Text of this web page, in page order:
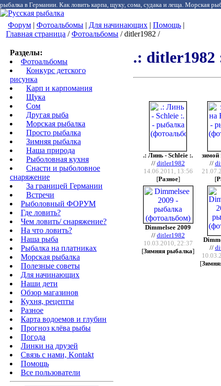
рыбалка в Германии. Как ловить карпа, щуку, сома, судака и леща. Морская
Форум | Фотоальбомы | Для начинающих | Помощь |
Главная страница /Фотоальбомы / ditler1982 /
Разделы:
Фотоальбомы
Конкурс детского
рисунка
Карп и карпомания
Щука
Сом
Другая рыба
Морская рыбалка
Просто рыбалка
Зимняя рыбалка
Наша природа
Рыболовная кухня
Снасти и рыболовное
снаряжение
За границей Германии
Встречи
Рыболовный ФОРУМ
Где ловить?
Чем ловить/ снаряжение?
На что ловить?
Наша рыба
Рыбалка на платниках
Морская рыбалка
Полезные советы
Для начинающих
Наши дети
Обзор магазинов
Кухня, рецепты
Разное
Карта водоемов и глубин
Прогноз клёва рыбы
Погода
Линки на друзей
Связь с нами, Kontakt
Помощь
Все пользователи
.: ditler1982
.: Линь - Schleie :.
// ditler1982
14.06.2011, 13:56
[Разное]
зимой
//
[
Dimmelsee 2009
// ditler1982
10.03.2010, 22:37
[Зимняя рыбалка]
//
[